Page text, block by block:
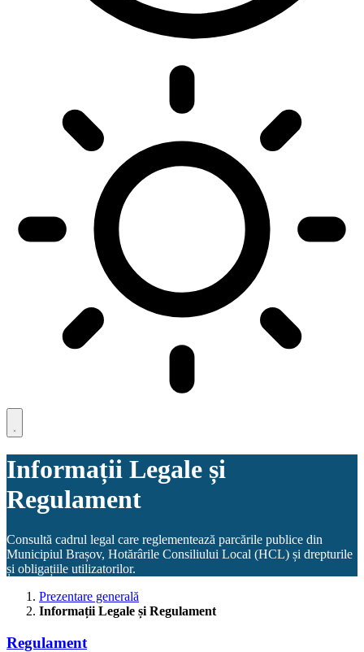
Informații Legale și
Regulament
Consultă cadrul legal care reglementează parcările publice din
Municipiul Brașov, Hotărârile Consiliului Local (HCL) și drepturile
și obligațiile utilizatorilor.
Prezentare generală
Informații Legale și Regulament
Regulament